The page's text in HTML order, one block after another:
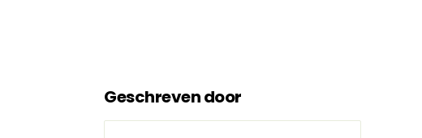
Geschreven door